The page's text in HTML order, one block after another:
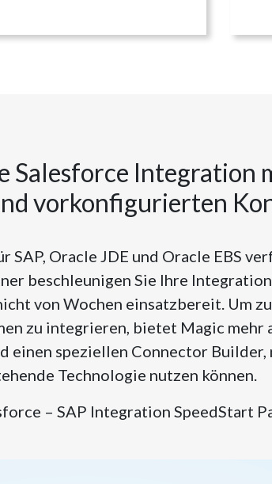
Salesforce Integration
vorkonfigurierten
SAP, Oracle JDE und Oracle EBS
beschleunigen Sie Ihre
von Wochen einsatzbereit. Um
zu integrieren, bietet Magic mehr
speziellen Connector Builder,
Technologie nutzen können.
– SAP Integration SpeedStart